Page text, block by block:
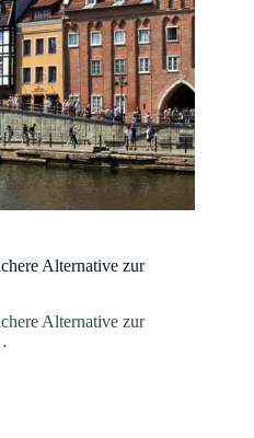
Alternative zur
Alternative zur